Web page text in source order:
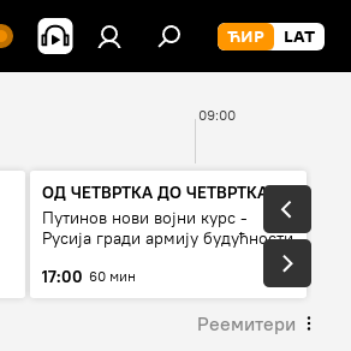
09:00
ОД ЧЕТВРТКА ДО ЧЕТВРТКА
Путинов нови војни курс -
Русија гради армију будућности
17:00 60 мин
Реемитери